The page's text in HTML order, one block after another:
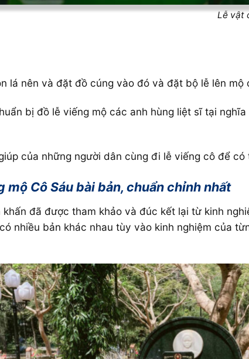
Lễ vật
lá nên và đặt đồ cúng vào đó và đặt bộ lễ lên mộ
bị đồ lễ viếng mộ các anh hùng liệt sĩ tại
của những người dân cùng đi lễ viếng cô để
mộ Cô Sáu bài bản, chuẩn chỉnh nhất
đã được tham khảo và đúc kết lại từ kinh
nhiều bản khác nhau tùy vào kinh nghiệm của